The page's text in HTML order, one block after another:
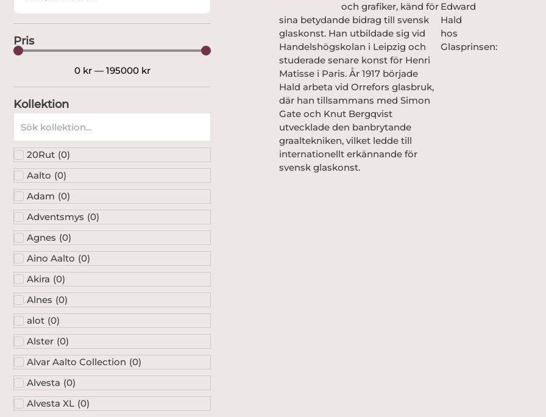
Pris
0 kr— 195000 kr
Kollektion
20Rut (0)
Aalto (0)
Adam (0)
Adventsmys (0)
Agnes (0)
Aino Aalto (0)
Akira (0)
Alnes (0)
alot (0)
Alster (0)
Alvar Aalto Collection (0)
Alvesta (0)
Alvesta XL (0)
och grafiker, känd för
sina betydande bidrag till svensk
glaskonst. Han utbildade sig vid
Handelshögskolan i Leipzig och
studerade senare konst för Henri
Matisse i Paris. År 1917 började
Hald arbeta vid Orrefors glasbruk,
där han tillsammans med Simon
Gate och Knut Bergqvist
utvecklade den banbrytande
graaltekniken, vilket ledde till
internationellt erkännande för
svensk glaskonst.
Edward
Hald
hos
Glasprinsen: